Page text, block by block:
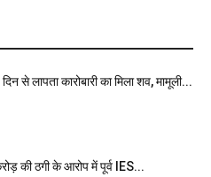
से लापता कारोबारी का मिला शव, मामूली...
की ठगी के आरोप में पूर्व IES...